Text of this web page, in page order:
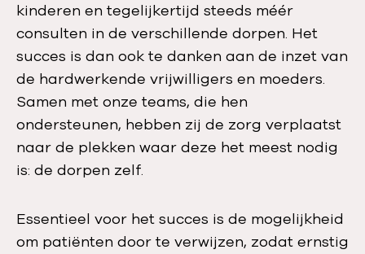
kinderen en tegelijkertijd steeds méér
consulten in de verschillende dorpen. Het
succes is dan ook te danken aan de inzet van
de hardwerkende vrijwilligers en moeders.
Samen met onze teams, die hen
ondersteunen, hebben zij de zorg verplaatst
naar de plekken waar deze het meest nodig
is: de dorpen zelf.
Essentieel voor het succes is de mogelijkheid
om patiënten door te verwijzen, zodat ernstig